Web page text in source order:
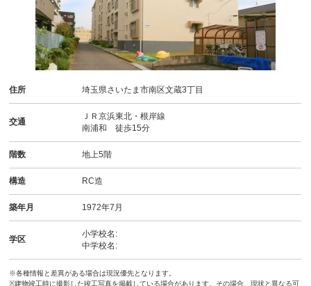
住所 埼玉県さいたま市南区文蔵3丁目
交通
ＪＲ京浜東北・根岸線
南浦和 徒歩15分
階数 地上5階
構造 RC造
築年月 1972年7月
学区
小学校名:
中学校名:
※各種情報と差異がある場合は現況優先となります。
※建物竣工時に撮影した竣工写真を掲載している場合があります。その場合、現状と異なる可